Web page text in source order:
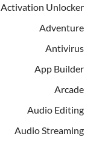
Activation Unlocker
Adventure
Antivirus
App Builder
Arcade
Audio Editing
Audio Streaming